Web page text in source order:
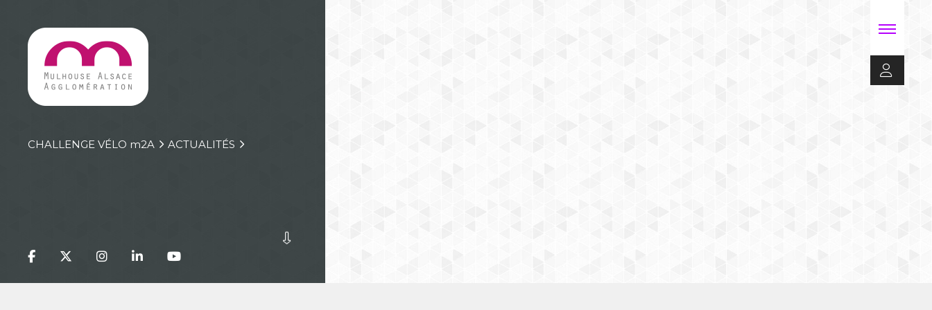
CHALLENGE VÉLO m2A ACTUALITÉS